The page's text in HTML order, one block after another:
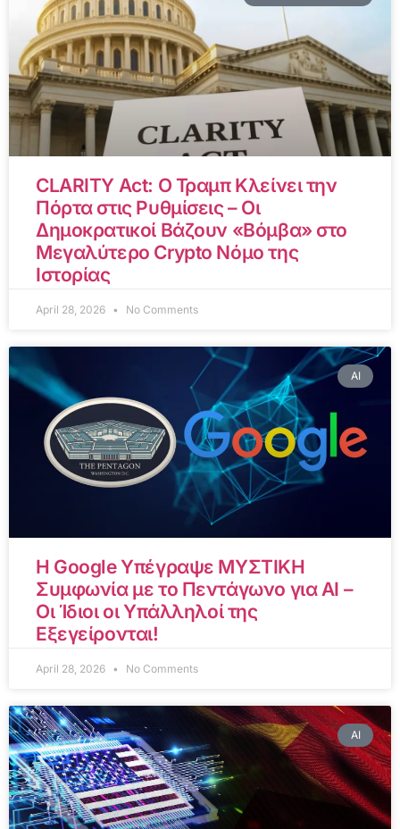
CLARITY Act: Ο Τραμπ Κλείνει την
Πόρτα στις Ρυθμίσεις – Οι
Δημοκρατικοί Βάζουν «Βόμβα» στο
Μεγαλύτερο Crypto Νόμο της
Ιστορίας
April 28, 2026 No Comments
AI
Η Google Υπέγραψε ΜΥΣΤΙΚΗ
Συμφωνία με το Πεντάγωνο για AI –
Οι Ίδιοι οι Υπάλληλοί της
Εξεγείρονται!
April 28, 2026 No Comments
AI